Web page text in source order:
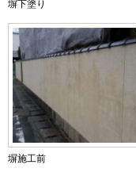
塀下塗り
塀施工前